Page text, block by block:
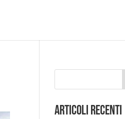
Articoli Recenti